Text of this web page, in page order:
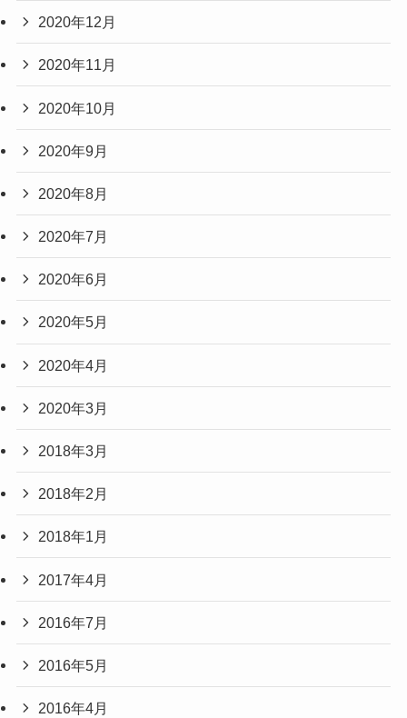
2020年12月
2020年11月
2020年10月
2020年9月
2020年8月
2020年7月
2020年6月
2020年5月
2020年4月
2020年3月
2018年3月
2018年2月
2018年1月
2017年4月
2016年7月
2016年5月
2016年4月